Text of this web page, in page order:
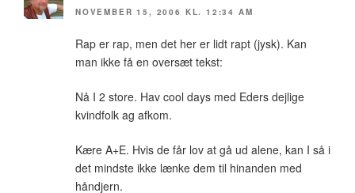
NOVEMBER 15, 2006 KL. 12:34 AM
Rap er rap, men det her er lidt rapt (jysk). Kan
man ikke få en oversæt tekst:
Nå I 2 store. Hav cool days med Eders dejlige
kvindfolk ag afkom.
Kære A+E. Hvis de får lov at gå ud alene, kan I så i
det mindste ikke lænke dem til hinanden med
håndjern.